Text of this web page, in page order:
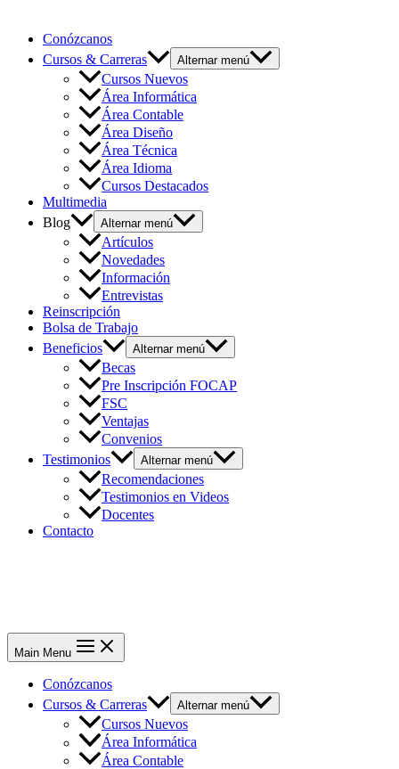
Conózcanos
Cursos & Carreras
Alternar menú
Cursos Nuevos
Área Informática
Área Contable
Área Diseño
Área Técnica
Área Idioma
Cursos Destacados
Multimedia
Blog
Alternar menú
Artículos
Novedades
Información
Entrevistas
Reinscripción
Bolsa de Trabajo
Beneficios
Alternar menú
Becas
Pre Inscripción FOCAP
FSC
Ventajas
Convenios
Testimonios
Alternar menú
Recomendaciones
Testimonios en Videos
Docentes
Contacto
Main Menu
Conózcanos
Cursos & Carreras
Alternar menú
Cursos Nuevos
Área Informática
Área Contable